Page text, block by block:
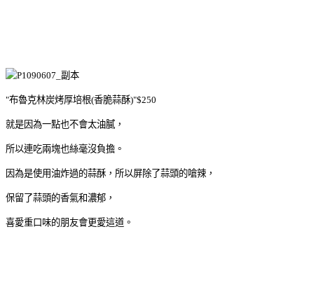
"布魯克林炭烤厚培根(香脆蒜酥)"$250
就是因為一點也不會太油膩，
所以連吃兩塊也絲毫沒負擔。
因為是使用油炸過的蒜酥，所以屏除了蒜頭的嗆辣，
保留了蒜頭的香氣和濃郁，
喜愛重口味的朋友會更愛這道。